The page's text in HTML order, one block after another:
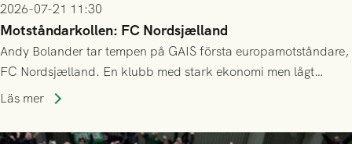
2026-07-21 11:30
Motståndarkollen: FC Nordsjælland
Andy Bolander tar tempen på GAIS första europamotståndare,
FC Nordsjælland. En klubb med stark ekonomi men lågt
publiksnitt, ett lag med både kollektiv styrka och individuell
Läs mer